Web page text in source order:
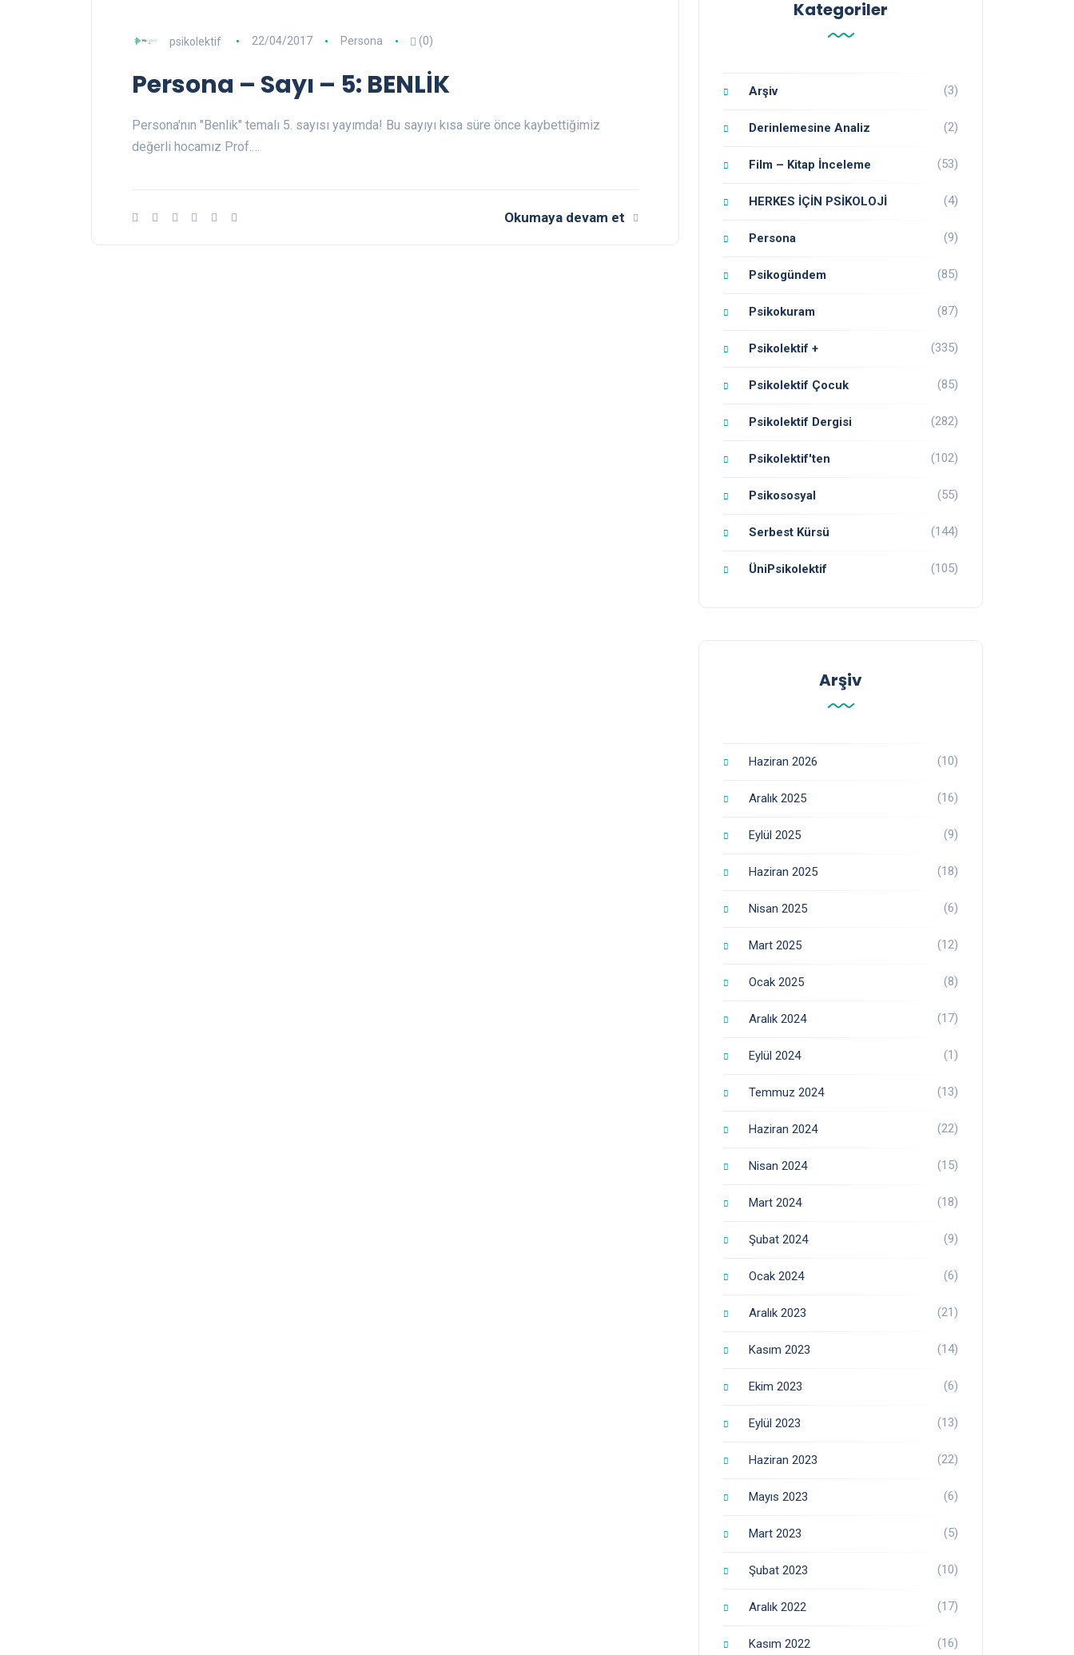
psikolektif 22/04/2017 Persona (0)
Persona – Sayı – 5: BENLİK
Persona'nın "Benlik" temalı 5. sayısı yayımda! Bu sayıyı kısa süre önce kaybettiğimiz
değerli hocamız Prof.…
Okumaya devam et
Kategoriler
Arşiv (3)
Derinlemesine Analiz (2)
Film – Kitap İnceleme (53)
HERKES İÇİN PSİKOLOJİ (4)
Persona (9)
Psikogündem (85)
Psikokuram (87)
Psikolektif + (335)
Psikolektif Çocuk (85)
Psikolektif Dergisi (282)
Psikolektif'ten (102)
Psikososyal (55)
Serbest Kürsü (144)
ÜniPsikolektif (105)
Arşiv
Haziran 2026 (10)
Aralık 2025 (16)
Eylül 2025 (9)
Haziran 2025 (18)
Nisan 2025 (6)
Mart 2025 (12)
Ocak 2025 (8)
Aralık 2024 (17)
Eylül 2024 (1)
Temmuz 2024 (13)
Haziran 2024 (22)
Nisan 2024 (15)
Mart 2024 (18)
Şubat 2024 (9)
Ocak 2024 (6)
Aralık 2023 (21)
Kasım 2023 (14)
Ekim 2023 (6)
Eylül 2023 (13)
Haziran 2023 (22)
Mayıs 2023 (6)
Mart 2023 (5)
Şubat 2023 (10)
Aralık 2022 (17)
Kasım 2022 (16)